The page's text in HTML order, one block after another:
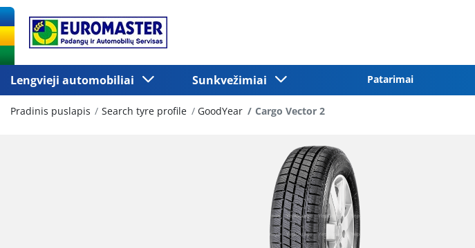
Lengvieji automobiliai Sunkvežimiai Patarimai
Pradinis puslapis Search tyre profile GoodYear Cargo Vector 2